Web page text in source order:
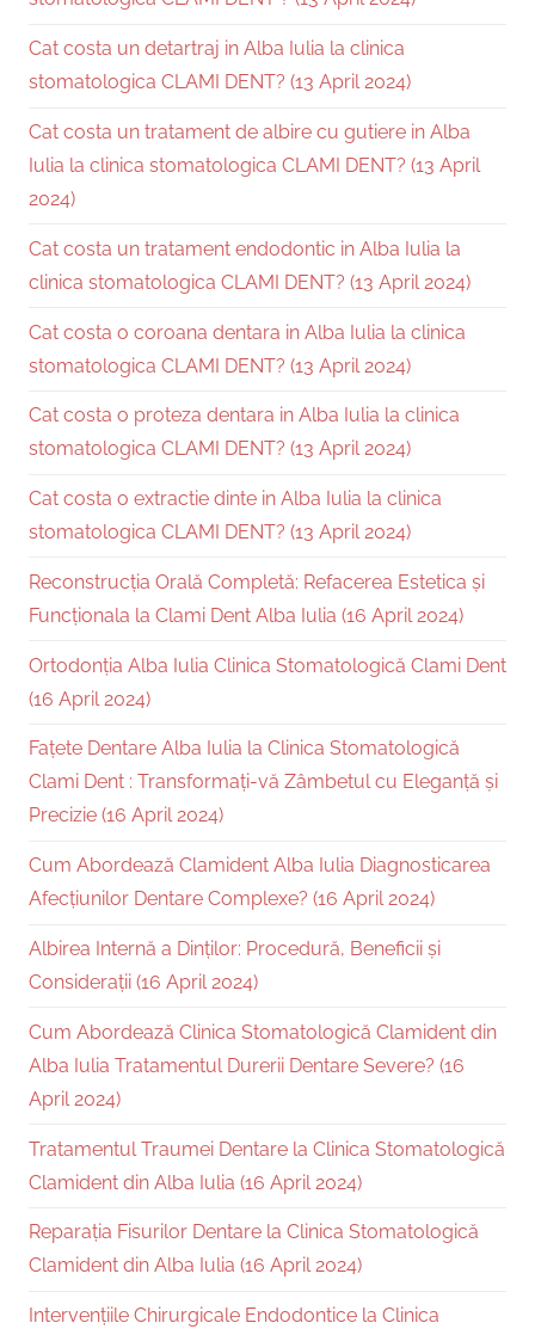
Cat costa un detartraj in Alba Iulia la clinica
stomatologica CLAMI DENT? (13 April 2024)
Cat costa un tratament de albire cu gutiere in Alba
Iulia la clinica stomatologica CLAMI DENT? (13 April
2024)
Cat costa un tratament endodontic in Alba Iulia la
clinica stomatologica CLAMI DENT? (13 April 2024)
Cat costa o coroana dentara in Alba Iulia la clinica
stomatologica CLAMI DENT? (13 April 2024)
Cat costa o proteza dentara in Alba Iulia la clinica
stomatologica CLAMI DENT? (13 April 2024)
Cat costa o extractie dinte in Alba Iulia la clinica
stomatologica CLAMI DENT? (13 April 2024)
Reconstrucția Orală Completă: Refacerea Estetica și
Funcționala la Clami Dent Alba Iulia (16 April 2024)
Ortodonția Alba Iulia Clinica Stomatologică Clami Dent
(16 April 2024)
Fațete Dentare Alba Iulia la Clinica Stomatologică
Clami Dent : Transformați-vă Zâmbetul cu Eleganță și
Precizie (16 April 2024)
Cum Abordează Clamident Alba Iulia Diagnosticarea
Afecțiunilor Dentare Complexe? (16 April 2024)
Albirea Internă a Dinților: Procedură, Beneficii și
Considerații (16 April 2024)
Cum Abordează Clinica Stomatologică Clamident din
Alba Iulia Tratamentul Durerii Dentare Severe? (16
April 2024)
Tratamentul Traumei Dentare la Clinica Stomatologică
Clamident din Alba Iulia (16 April 2024)
Reparația Fisurilor Dentare la Clinica Stomatologică
Clamident din Alba Iulia (16 April 2024)
Intervențiile Chirurgicale Endodontice la Clinica